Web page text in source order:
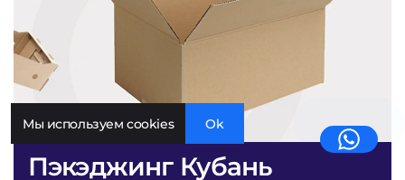
Пэкэджинг Кубань
Мы используем cookies Ok